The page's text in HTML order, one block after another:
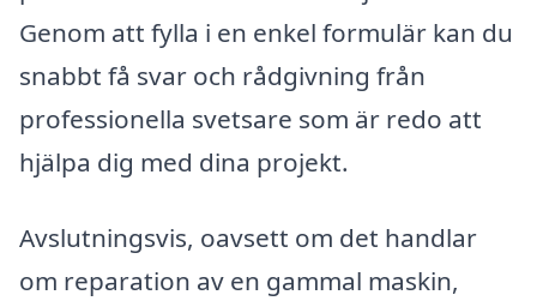
Genom att fylla i en enkel formulär kan du
snabbt få svar och rådgivning från
professionella svetsare som är redo att
hjälpa dig med dina projekt.
Avslutningsvis, oavsett om det handlar
om reparation av en gammal maskin,